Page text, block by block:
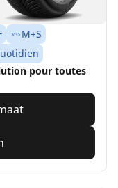
M+S
pour toutes